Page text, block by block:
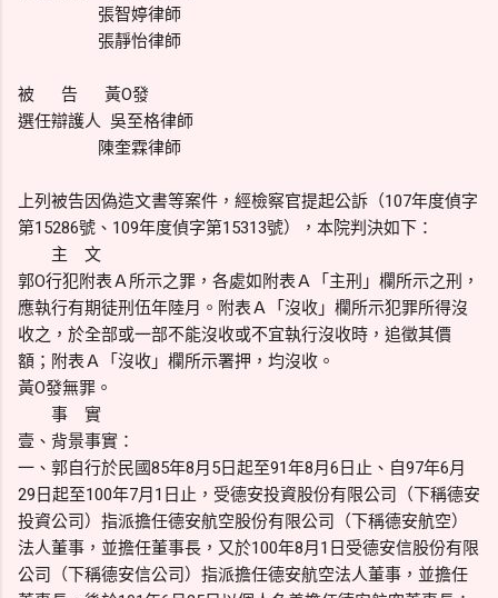
張智婷律師
張靜怡律師
被 告 黃O發
選任辯護人 吳至格律師
陳奎霖律師
上列被告因偽造文書等案件，經檢察官提起公訴（107年度偵字
第15286號、109年度偵字第15313號），本院判決如下：
主 文
郭O行犯附表Ａ所示之罪，各處如附表Ａ「主刑」欄所示之刑，
應執行有期徒刑伍年陸月。附表Ａ「沒收」欄所示犯罪所得沒
收之，於全部或一部不能沒收或不宜執行沒收時，追徵其價
額；附表Ａ「沒收」欄所示署押，均沒收。
黃O發無罪。
事 實
壹、背景事實：
一、郭自行於民國85年8月5日起至91年8月6日止、自97年6月
29日起至100年7月1日止，受德安投資股份有限公司（下稱德安
投資公司）指派擔任德安航空股份有限公司（下稱德安航空）
法人董事，並擔任董事長，又於100年8月1日受德安信股份有限
公司（下稱德安信公司）指派擔任德安航空法人董事，並擔任